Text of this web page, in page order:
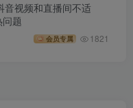
音视频和直播间不适
题
会员专属 1821